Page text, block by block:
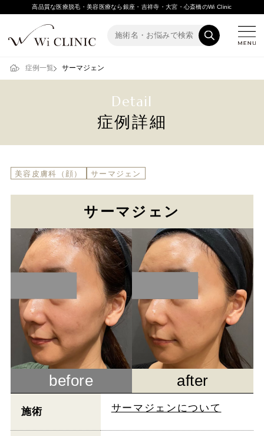
高品質な医療脱毛・美容医療なら銀座・吉祥寺・大宮・心斎橋のWi Clinic
症例一覧 サーマジェン
Detail
症例詳細
美容皮膚科（顔） サーマジェン
サーマジェン
before after
施術 サーマジェンについて